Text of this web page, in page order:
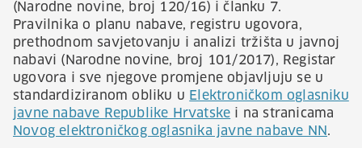
(Narodne novine, broj 120/16) i članku 7.
Pravilnika o planu nabave, registru ugovora,
prethodnom savjetovanju i analizi tržišta u javnoj
nabavi (Narodne novine, broj 101/2017), Registar
ugovora i sve njegove promjene objavljuju se u
standardiziranom obliku u Elektroničkom oglasniku
javne nabave Republike Hrvatske i na stranicama
Novog elektroničkog oglasnika javne nabave NN.